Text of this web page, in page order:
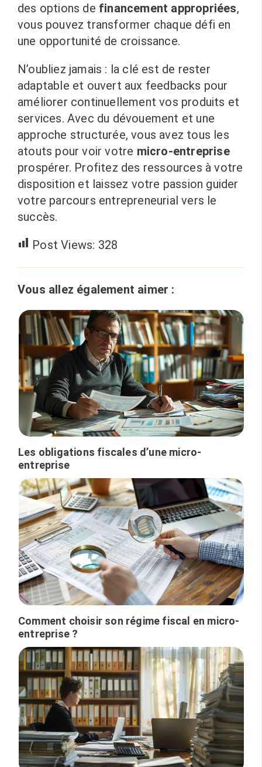
des options de financement appropriées,
vous pouvez transformer chaque défi en
une opportunité de croissance.
N’oubliez jamais : la clé est de rester
adaptable et ouvert aux feedbacks pour
améliorer continuellement vos produits et
services. Avec du dévouement et une
approche structurée, vous avez tous les
atouts pour voir votre micro-entreprise
prospérer. Profitez des ressources à votre
disposition et laissez votre passion guider
votre parcours entrepreneurial vers le
succès.
Post Views: 328
Vous allez également aimer :
Les obligations fiscales d’une micro-
entreprise
Comment choisir son régime fiscal en micro-
entreprise ?